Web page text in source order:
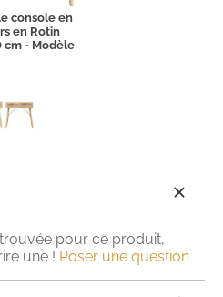
console en
en Rotin
cm - Modèle
pour ce produit,
une ! Poser une question